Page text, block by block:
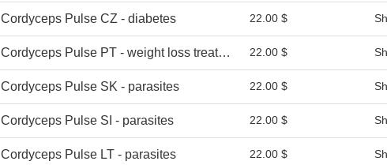
Cordyceps Pulse CZ - diabetes 22.00 $
Cordyceps Pulse PT - weight loss treatment 22.00 $
Cordyceps Pulse SK - parasites 22.00 $
Cordyceps Pulse SI - parasites 22.00 $
Cordyceps Pulse LT - parasites 22.00 $